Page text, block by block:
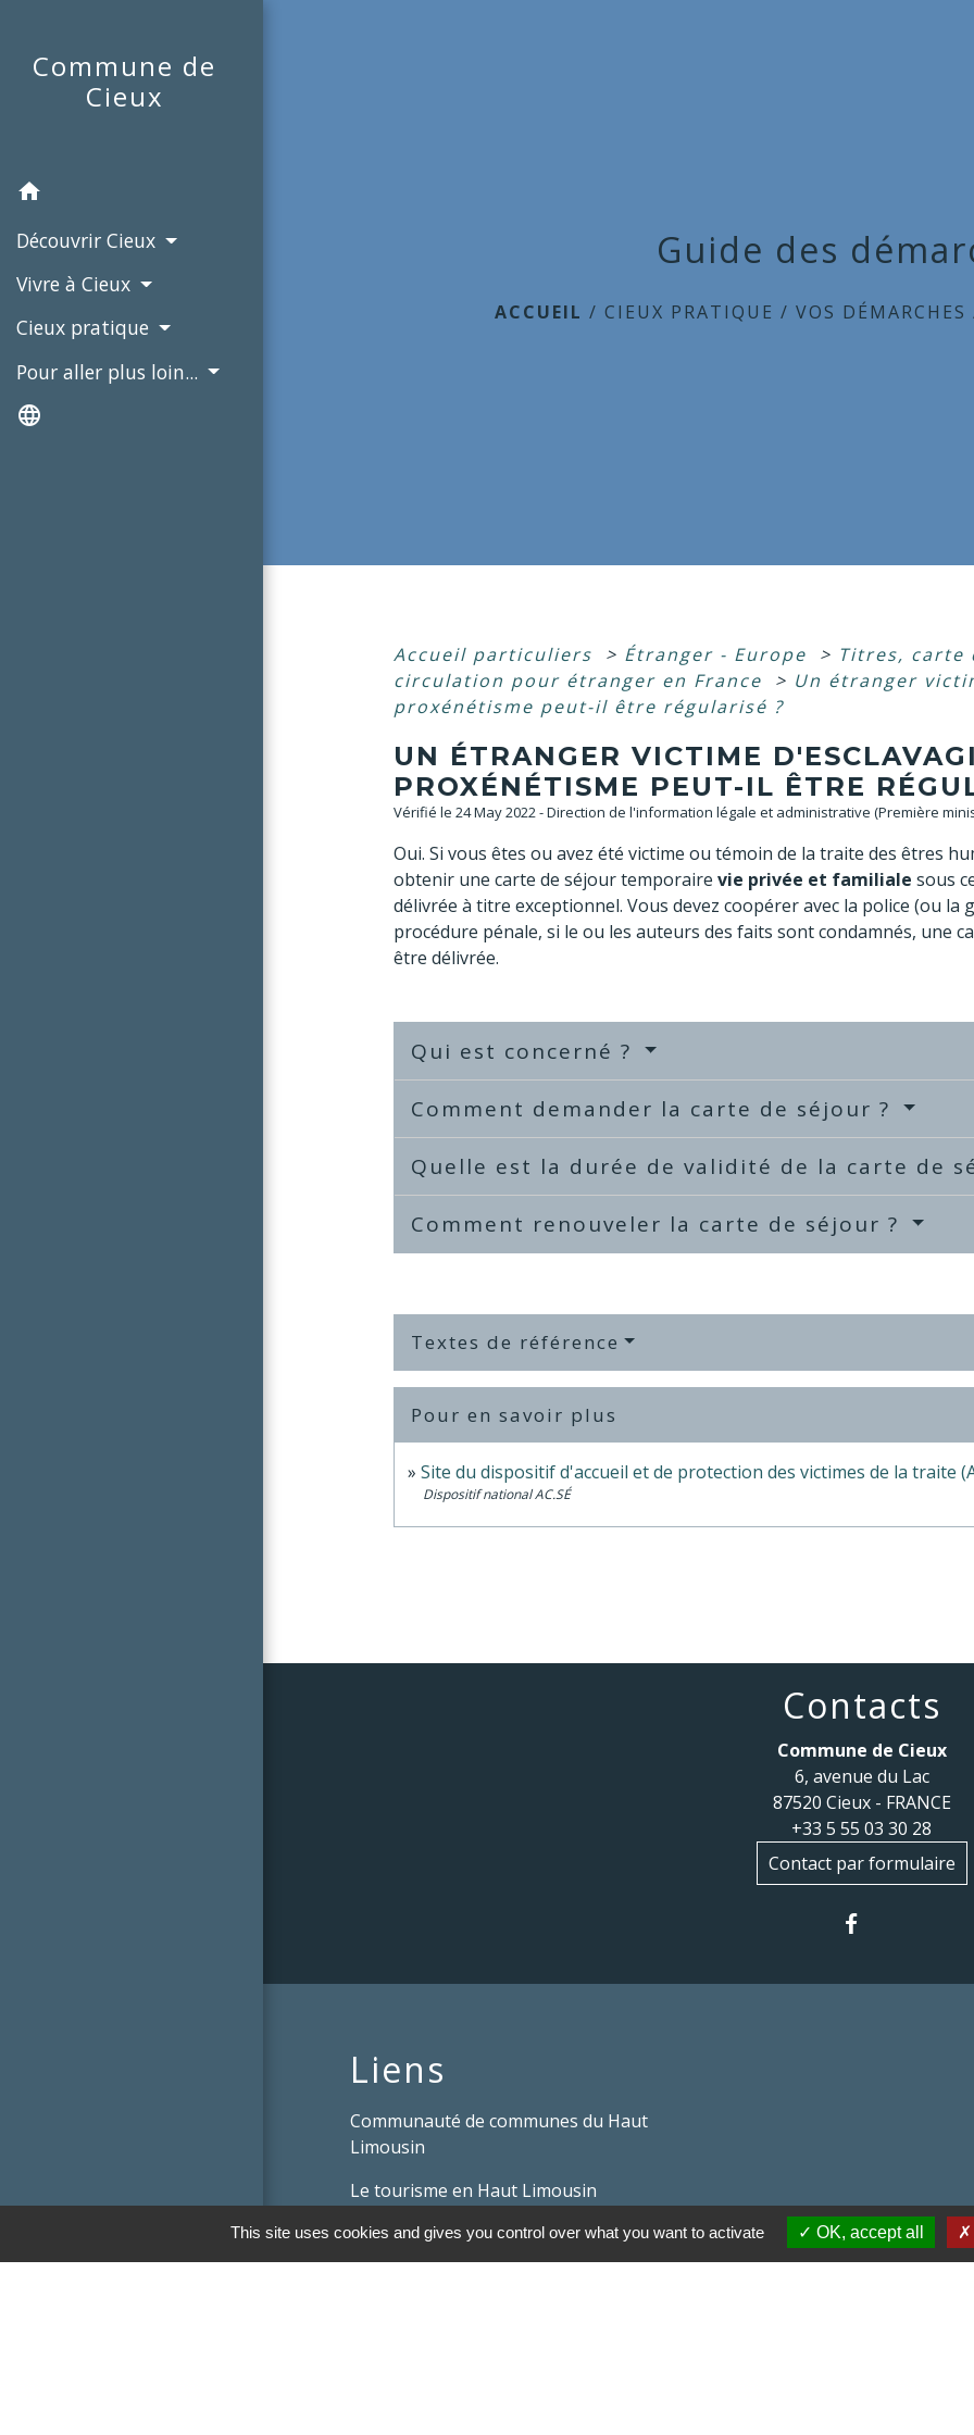
Commune de
Cieux
home
Découvrir Cieux
Vivre à Cieux
Cieux pratique
Pour aller plus loin...
language
Guide des
ACCUEIL /CIEUX PRATIQUE /VOS DÉMARCHES
Accueil particuliers > Étranger - Europe > Titres, carte
circulation pour étranger en France
> Un étranger
proxénétisme peut-il être régularisé ?
UN ÉTRANGER VICTIME
PROXÉNÉTISME PEUT-IL ÊTRE
Vérifié le 24 May 2022 - Direction de l'information légale et administrative (Première
Oui. Si vous êtes ou avez été victime ou témoin de la traite des êtres
obtenir une carte de séjour temporaire vie privée et familiale sous
délivrée à titre exceptionnel. Vous devez coopérer avec la police (ou la
procédure pénale, si le ou les auteurs des faits sont condamnés, une
être délivrée.
Qui est concerné ?
Comment demander la carte de séjour ?
Quelle est la durée de validité de la carte de
Comment renouveler la carte de séjour ?
Textes de référence
Pour en savoir plus
Site du dispositif d'accueil et de protection des victimes de la traite
Dispositif national AC.SÉ
Contacts
Commune de Cieux
6, avenue du Lac
87520 Cieux - FRANCE
+33 5 55 03 30 28
Contact par formulaire
Liens
Communauté de communes du Haut
Limousin
Le tourisme en Haut Limousin
Conservatoire d'espaces naturels en
Limousin
This site uses cookies and gives you control over what you want to activate OK, accept all